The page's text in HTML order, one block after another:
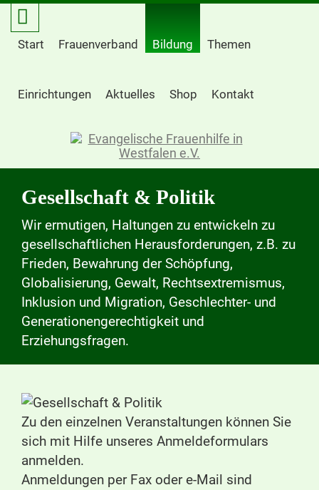
Start Frauenverband Bildung Themen
Einrichtungen Aktuelles Shop Kontakt
Gesellschaft & Politik
Wir ermutigen, Haltungen zu entwickeln zu
gesellschaftlichen Herausforderungen, z.B. zu
Frieden, Bewahrung der Schöpfung,
Globalisierung, Gewalt, Rechtsextremismus,
Inklusion und Migration, Geschlechter- und
Generationengerechtigkeit und
Erziehungsfragen.
Zu den einzelnen Veranstaltungen können Sie
sich mit Hilfe unseres Anmeldeformulars
anmelden.
Anmeldungen per Fax oder e-Mail sind